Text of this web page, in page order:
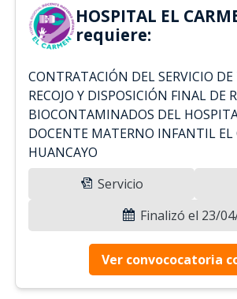
HOSPITAL EL
requiere:
CONTRATACIÓN DEL SERVICIO
RECOJO Y DISPOSICIÓN FINAL DE
BIOCONTAMINADOS DEL
DOCENTE MATERNO INFANTIL EL
HUANCAYO
Servicio
Finalizó el 23/
Ver convococatoria